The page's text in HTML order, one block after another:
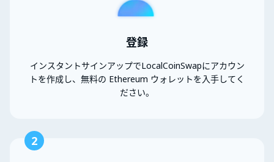
登録
インスタントサインアップでLocalCoinSwapにアカウン
トを作成し、無料の Ethereum ウォレットを入手してく
ださい。
2